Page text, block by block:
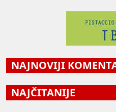
NAJNOVIJI
NAJČITANIJE